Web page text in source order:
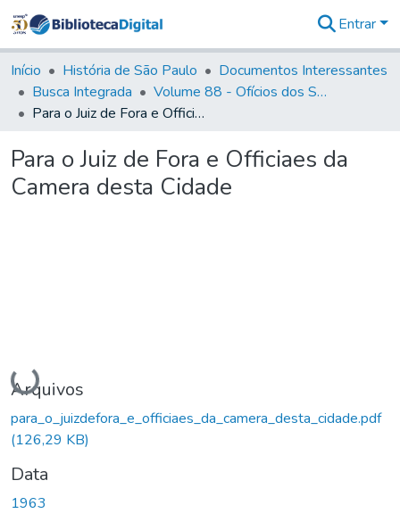
&
Coleções
Tudo na
Biblioteca
Estatísticas
Entrar
Início História de São Paulo
Documentos Interessantes
Busca Integrada
Volume 88 - Ofícios dos Senhores Governadores Interinos da Capitania de São Paulo (1817- 1819)
Para o Juiz de Fora e Officiaes da Camera desta Cidade
Para o Juiz de Fora e Officiaes da
Camera desta Cidade
Carregando...
Arquivos
para_o_juizdefora_e_officiaes_da_camera_desta_cidade.pdf
(126,29 KB)
Data
1963